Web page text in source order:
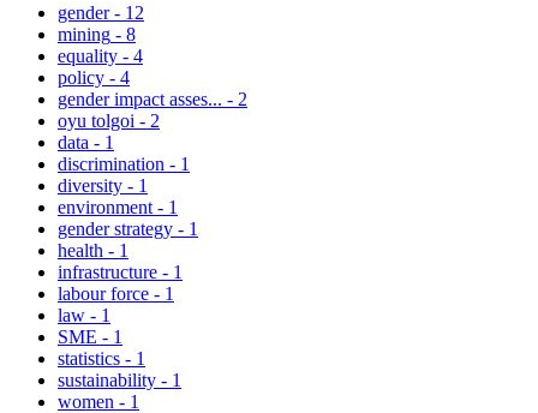
gender - 12
mining - 8
equality - 4
policy - 4
gender impact asses... - 2
oyu tolgoi - 2
data - 1
discrimination - 1
diversity - 1
environment - 1
gender strategy - 1
health - 1
infrastructure - 1
labour force - 1
law - 1
SME - 1
statistics - 1
sustainability - 1
women - 1